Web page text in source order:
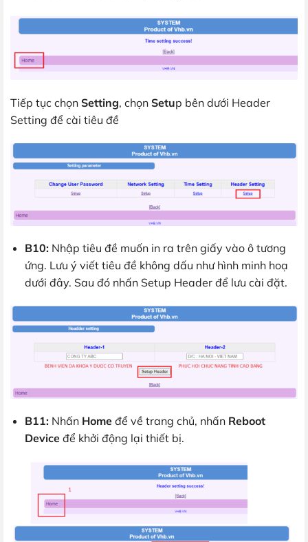
Tiếp tục chọn Setting, chọn Setup bên dưới Header
Setting để cài tiêu đề
B10: Nhập tiêu đề muốn in ra trên giấy vào ô tương
ứng. Lưu ý viết tiêu đề không dấu như hình minh hoạ
dưới đây. Sau đó nhấn Setup Header để lưu cài đặt.
B11: Nhấn Homeđể về trang chủ, nhấn Reboot
Deviceđể khởi động lại thiết bị.